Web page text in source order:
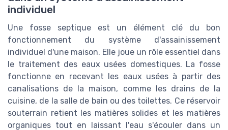
individuel
Une fosse septique est un élément clé du bon
fonctionnement du système d'assainissement
individuel d'une maison. Elle joue un rôle essentiel dans
le traitement des eaux usées domestiques. La fosse
fonctionne en recevant les eaux usées à partir des
canalisations de la maison, comme les drains de la
cuisine, de la salle de bain ou des toilettes. Ce réservoir
souterrain retient les matières solides et les matières
organiques tout en laissant l'eau s'écouler dans un